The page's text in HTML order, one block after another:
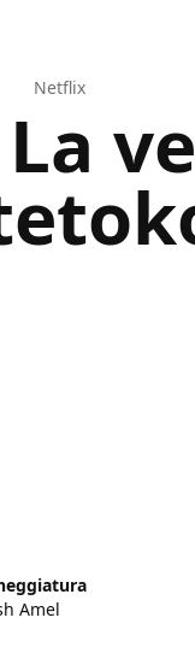
Netflix
La
Amel